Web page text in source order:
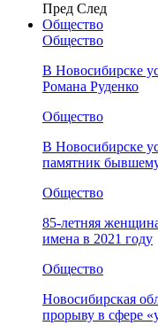
Пред След
Общество
Общество
В Новосибирске
Романа Руденко
Общество
В Новосибирске
памятник
Общество
85-летняя
имена в 2021 году
Общество
Новосибирская
прорыву в сфере